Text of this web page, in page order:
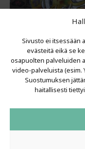
Sivusto ei itsessään
evästeitä eikä se
osapuolten palveluiden
video-palveluista (esim.
Suostumuksen
haitallisesti
36 kappaletta